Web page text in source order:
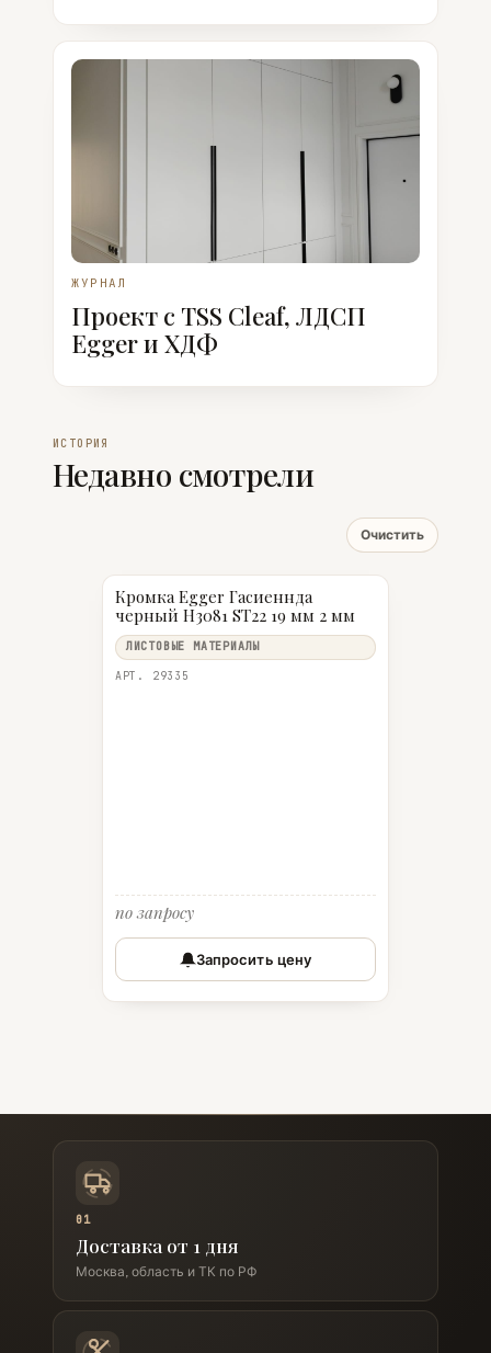
ЖУРНАЛ
Проект с TSS Cleaf, ЛДСП
Egger и ХДФ
ИСТОРИЯ
Недавно смотрели
Очистить
Кромка Egger Гасиеннда
черный H3081 ST22 19 мм 2 мм
ЛИСТОВЫЕ МАТЕРИАЛЫ
АРТ. 29335
по запросу
Запросить цену
01
Доставка от 1 дня
Москва, область и ТК по РФ